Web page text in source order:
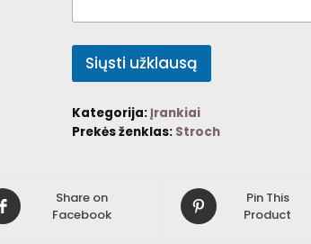
Siųsti užklausą
Kategorija: Įrankiai
Prekės ženklas: Stroch
Share on
Facebook
Pin This
Product